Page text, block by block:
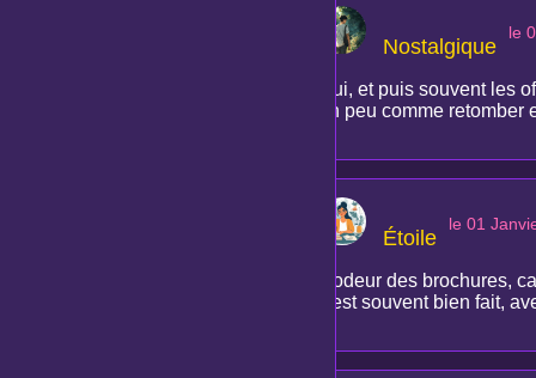
Nostalgique
le
Oui, et puis souvent les
un peu comme retomber
Étoile
le 01
L'odeur des brochures,
c'est souvent bien fait,